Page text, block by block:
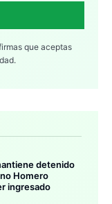
que aceptas
detenido
Homero
ingresado